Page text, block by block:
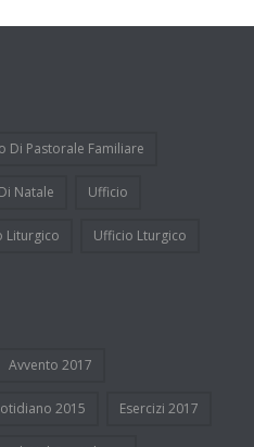
Di Pastorale Familiare
Natale Ufficio
Liturgico Ufficio Lturgico
Avvento 2017
2015 Esercizi 2017